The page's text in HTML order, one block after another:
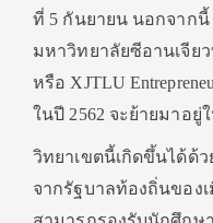
ที่ 5 กันยายน นอกจาก
มหาวิทยาลัยซีอานเจีย
หรือ XJTLU
ในปี 2562 จะย้ายมาอยู่
วิทยาเขตนี้เกิดขึ้นได้ด้
จากรัฐบาลท้องถิ่นของ